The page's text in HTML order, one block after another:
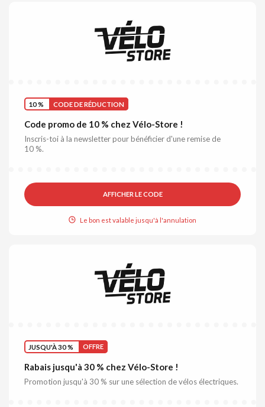
10 % CODE DE RÉDUCTION
Code promo de 10 % chez Vélo-Store !
Inscris-toi à la newsletter pour bénéficier d'une remise de
10 %.
AFFICHER LE CODE
Le bon est valable jusqu'à l'annulation
JUSQU'À 30 % OFFRE
Rabais jusqu'à 30 % chez Vélo-Store !
Promotion jusqu'à 30 % sur une sélection de vélos électriques.